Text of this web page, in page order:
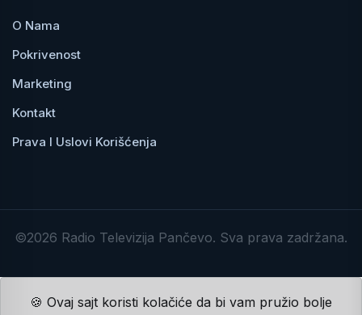
O Nama
Pokrivenost
Marketing
Kontakt
Prava I Uslovi Korišćenja
©2026 Radio Televizija Pančevo. Sva prava zadržana.
🍪 Ovaj sajt koristi kolačiće da bi vam pružio bolje